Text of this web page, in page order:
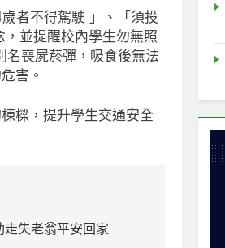
者不得駕駛 」、「須投
並提醒校內學生勿無照
名喪屍菸彈，吸食後無法
害。
樑，提升學生交通安全
走失老翁平安回家